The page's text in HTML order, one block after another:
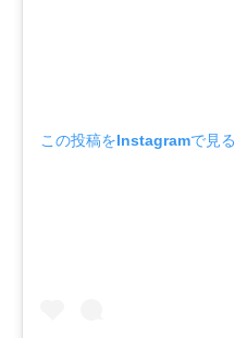
この投稿をInstagramで見る